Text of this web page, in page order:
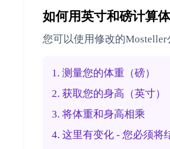
如何用英寸和磅计算
您可以使用修改的
1. 测量您的体重（磅）
2. 获取您的身高（英寸）
3. 将体重和身高相乘
4. 这里有变化 - 您必须将